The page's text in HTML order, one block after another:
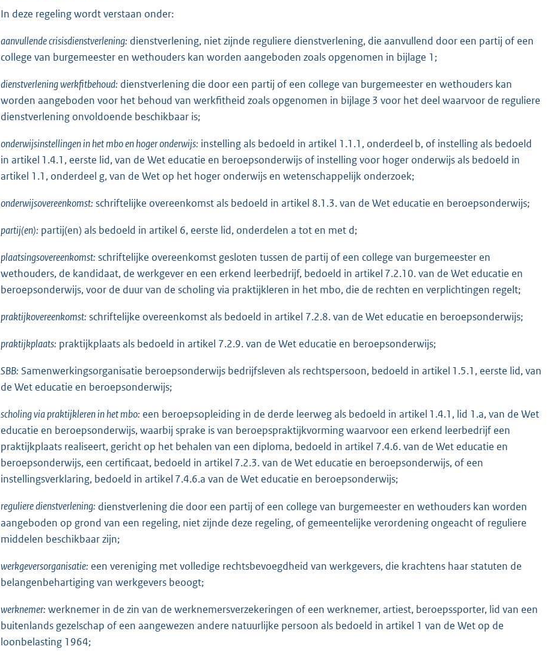
In deze regeling wordt verstaan onder:
aanvullende crisisdienstverlening: dienstverlening, niet zijnde reguliere dienstverlening, die aanvullend door een partij of een
college van burgemeester en wethouders kan worden aangeboden zoals opgenomen in bijlage 1;
dienstverlening werkfitbehoud: dienstverlening die door een partij of een college van burgemeester en wethouders kan
worden aangeboden voor het behoud van werkfitheid zoals opgenomen in bijlage 3 voor het deel waarvoor de reguliere
dienstverlening onvoldoende beschikbaar is;
onderwijsinstellingen in het mbo en hoger onderwijs: instelling als bedoeld in artikel 1.1.1, onderdeel b, of instelling als bedoeld
in artikel 1.4.1, eerste lid, van de Wet educatie en beroepsonderwijs of instelling voor hoger onderwijs als bedoeld in
artikel 1.1, onderdeel g, van de Wet op het hoger onderwijs en wetenschappelijk onderzoek;
onderwijsovereenkomst: schriftelijke overeenkomst als bedoeld in artikel 8.1.3. van de Wet educatie en beroepsonderwijs;
partij(en): partij(en) als bedoeld in artikel 6, eerste lid, onderdelen a tot en met d;
plaatsingsovereenkomst: schriftelijke overeenkomst gesloten tussen de partij of een college van burgemeester en
wethouders, de kandidaat, de werkgever en een erkend leerbedrijf, bedoeld in artikel 7.2.10. van de Wet educatie en
beroepsonderwijs, voor de duur van de scholing via praktijkleren in het mbo, die de rechten en verplichtingen regelt;
praktijkovereenkomst: schriftelijke overeenkomst als bedoeld in artikel 7.2.8. van de Wet educatie en beroepsonderwijs;
praktijkplaats: praktijkplaats als bedoeld in artikel 7.2.9. van de Wet educatie en beroepsonderwijs;
SBB: Samenwerkingsorganisatie beroepsonderwijs bedrijfsleven als rechtspersoon, bedoeld in artikel 1.5.1, eerste lid, van
de Wet educatie en beroepsonderwijs;
scholing via praktijkleren in het mbo: een beroepsopleiding in de derde leerweg als bedoeld in artikel 1.4.1, lid 1.a, van de Wet
educatie en beroepsonderwijs, waarbij sprake is van beroepspraktijkvorming waarvoor een erkend leerbedrijf een
praktijkplaats realiseert, gericht op het behalen van een diploma, bedoeld in artikel 7.4.6. van de Wet educatie en
beroepsonderwijs, een certificaat, bedoeld in artikel 7.2.3. van de Wet educatie en beroepsonderwijs, of een
instellingsverklaring, bedoeld in artikel 7.4.6.a van de Wet educatie en beroepsonderwijs;
reguliere dienstverlening: dienstverlening die door een partij of een college van burgemeester en wethouders kan worden
aangeboden op grond van een regeling, niet zijnde deze regeling, of gemeentelijke verordening ongeacht of reguliere
middelen beschikbaar zijn;
werkgeversorganisatie: een vereniging met volledige rechtsbevoegdheid van werkgevers, die krachtens haar statuten de
belangenbehartiging van werkgevers beoogt;
werknemer: werknemer in de zin van de werknemersverzekeringen of een werknemer, artiest, beroepssporter, lid van een
buitenlands gezelschap of een aangewezen andere natuurlijke persoon als bedoeld in artikel 1 van de Wet op de
loonbelasting 1964;